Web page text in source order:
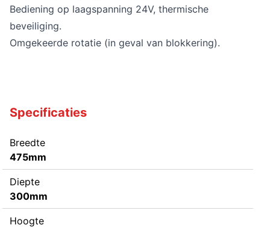
Bediening op laagspanning 24V, thermische
beveiliging.
Omgekeerde rotatie (in geval van blokkering).
Specificaties
Breedte
475mm
Diepte
300mm
Hoogte